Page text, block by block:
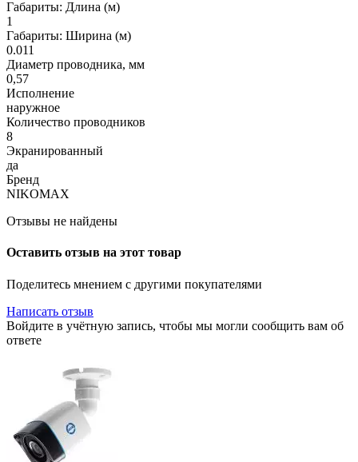
Габариты: Длина (м)
1
Габариты: Ширина (м)
0.011
Диаметр проводника, мм
0,57
Исполнение
наружное
Количество проводников
8
Экранированный
да
Бренд
NIKOMAX
Отзывы не найдены
Оставить отзыв на этот товар
Поделитесь мнением с другими покупателями
Написать отзыв
Войдите в учётную запись, чтобы мы могли сообщить вам об
ответе